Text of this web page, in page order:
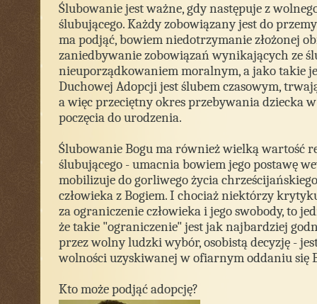
Ślubowanie jest ważne, gdy następuje z
ślubującego. Każdy zobowiązany jest do
ma podjąć, bowiem niedotrzymanie złożonej
zaniedbywanie zobowiązań wynikających ze
nieuporządkowaniem moralnym, a jako takie
Duchowej Adopcji jest ślubem czasowym,
a więc przeciętny okres przebywania dziecka
poczęcia do urodzenia.
Ślubowanie Bogu ma również wielką wartość
ślubującego - umacnia bowiem jego postawę
mobilizuje do gorliwego życia
człowieka z Bogiem. I chociaż niektórzy
za ograniczenie człowieka i jego swobody, to
że takie "ograniczenie" jest jak najbardziej
przez wolny ludzki wybór, osobistą decyzję -
wolności uzyskiwanej w ofiarnym oddaniu się
Kto może podjąć adopcję?